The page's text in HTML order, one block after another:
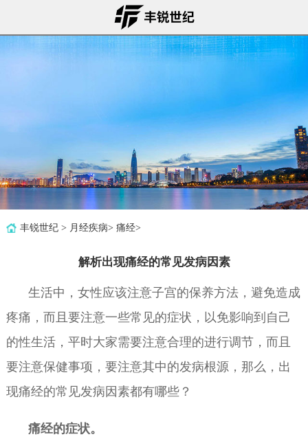
丰锐世纪> 月经疾病> 痛经>
解析出现痛经的常见发病因素
生活中，女性应该注意子宫的保养方法，避免造成
疼痛，而且要注意一些常见的症状，以免影响到自己
的性生活，平时大家需要注意合理的进行调节，而且
要注意保健事项，要注意其中的发病根源，那么，出
现痛经的常见发病因素都有哪些？
痛经的症状。